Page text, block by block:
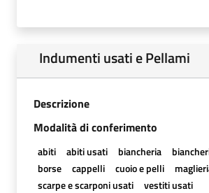
Indumenti usati e Pellami
Descrizione
Modalità di conferimento
abiti abiti usati biancheria
borse
cappelli cuoio e pelli
scarpe e scarponi usati
vestiti usati